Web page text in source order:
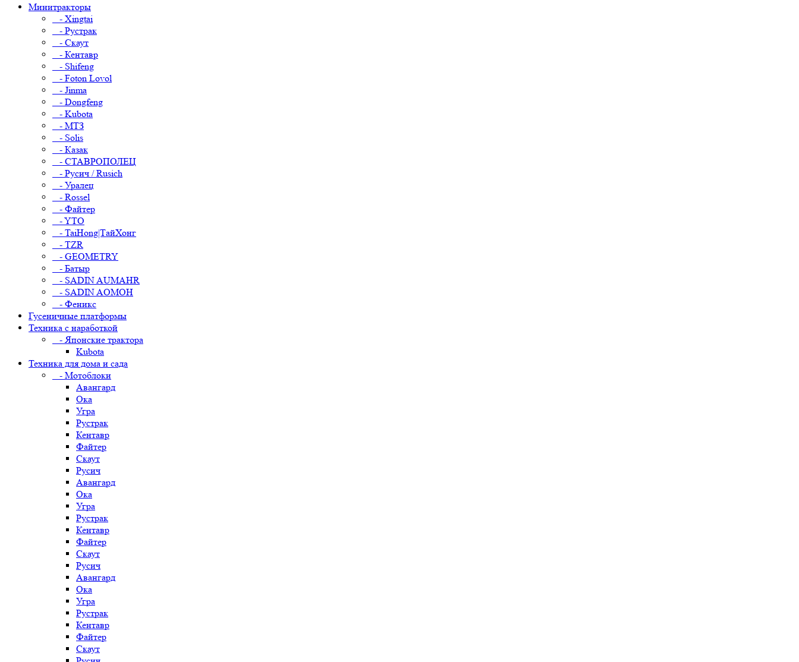
Минитракторы
- Xingtai
- Рустрак
- Скаут
- Кентавр
- Shifeng
- Foton Lovol
- Jinma
- Dongfeng
- Kubota
- МТЗ
- Solis
- Казак
- СТАВРОПОЛЕЦ
- Русич / Rusich
- Уралец
- Rossel
- Файтер
- YTO
- TaiHong|ТайХонг
- TZR
- GEOMETRY
- Батыр
- SADIN AUMAHR
- SADIN AOMOH
- Феникс
Гусеничные платформы
Техника с наработкой
- Японские трактора
Kubota
Техника для дома и сада
- Мотоблоки
Авангард
Ока
Угра
Рустрак
Кентавр
Файтер
Скаут
Русич
Авангард
Ока
Угра
Рустрак
Кентавр
Файтер
Скаут
Русич
Авангард
Ока
Угра
Рустрак
Кентавр
Файтер
Скаут